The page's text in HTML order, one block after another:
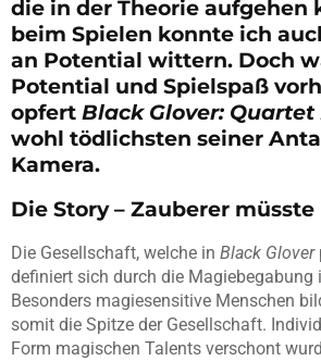
die in der Theorie aufgehen
beim Spielen konnte ich
an Potential wittern. Doch
Potential und Spielspaß
opfert Black Glover:
wohl tödlichsten seiner
Kamera.
Die Story – Zauberer
Die Gesellschaft, welche in Black Glover
definiert sich durch die Magiebegabung
Besonders magiesensitive Menschen
somit die Spitze der Gesellschaft.
Form magischen Talents verschont